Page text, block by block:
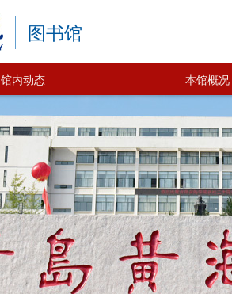
图书馆
馆内动态 本馆概况